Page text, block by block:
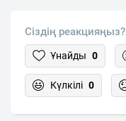
Сіздің реакцияңыз?
Ұнайды 0
Күлкілі 0